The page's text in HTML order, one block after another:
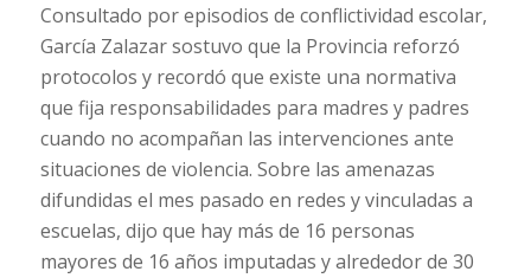
Consultado por episodios de conflictividad escolar,
García Zalazar sostuvo que la Provincia reforzó
protocolos y recordó que existe una normativa
que fija responsabilidades para madres y padres
cuando no acompañan las intervenciones ante
situaciones de violencia. Sobre las amenazas
difundidas el mes pasado en redes y vinculadas a
escuelas, dijo que hay más de 16 personas
mayores de 16 años imputadas y alrededor de 30